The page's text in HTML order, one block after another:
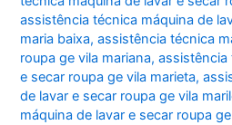
assistência técnica máquina de
maria baixa,assistência técnica
roupa ge vila mariana,assistência
e secar roupa ge vila marieta,
de lavar e secar roupa ge vila
máquina de lavar e secar roupa